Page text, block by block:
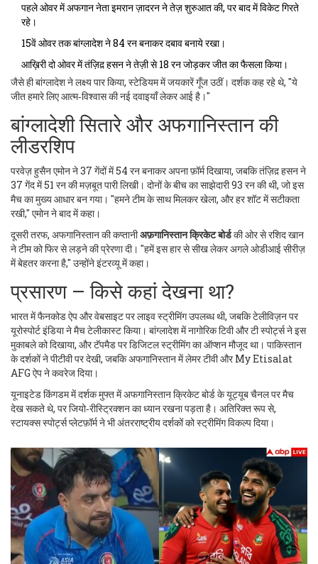
पहले ओवर में अफगान नेता इमरान ज़ादरन ने तेज़ शुरुआत की, पर बाद में विकेट गिरते
रहे।
15वें ओवर तक बांग्लादेश ने 84 रन बनाकर दबाव बनाये रखा।
आख़िरी दो ओवर में तंज़िद़ हसन ने तेज़ी से 18 रन जोड़कर जीत का फैसला किया।
जैसे ही बांग्लादेश ने लक्ष्य पार किया, स्टेडियम में जयकारें गूँज उठीं। दर्शक कह रहे थे, "ये
जीत हमारे लिए आत्म‑विश्वास की नई दवाइयाँ लेकर आई है।"
बांग्लादेशी सितारे और अफगानिस्तान की
लीडरशिप
परवेज़ हुसैन एमोन ने 37 गेंदों में 54 रन बनाकर अपना फ़ॉर्म दिखाया, जबकि तंज़िद़ हसन ने
37 गेंद में 51 रन की मज़बूत पारी लिखी। दोनों के बीच का साझेदारी 93 रन की थी, जो इस
मैच का मुख्य आधार बन गया। "हमने टीम के साथ मिलकर खेला, और हर शॉट में सटीकता
रखी," एमोन ने बाद में कहा।
दूसरी तरफ, अफगानिस्तान की कप्तानीअफ़गानिस्तान क्रिकेट बोर्डकी ओर से रशिद खान
ने टीम को फिर से लड़ने की प्रेरणा दी। "हमें इस हार से सीख लेकर अगले ओडीआई सीरीज़
में बेहतर करना है," उन्होंने इंटरव्यू में कहा।
प्रसारण – किसे कहां देखना था?
भारत में फैनकोड ऐप और वेबसाइट पर लाइव स्ट्रीमिंग उपलब्ध थी, जबकि टेलीविज़न पर
यूरोस्पोर्ट इंडिया ने मैच टेलीकास्ट किया। बांग्लादेश में नागोरिक टिवी और टी स्पोर्ट्स ने इस
मुकाबले को दिखाया, और टॅपमैड पर डिजिटल स्ट्रीमिंग का ऑप्शन मौजूद था। पाकिस्तान
के दर्शकों ने पीटीवी पर देखी, जबकि अफगानिस्तान में लेमर टीवी और My Etisalat
AFG ऐप ने कवरेज दिया।
यूनाइटेड किंगडम में दर्शक मुफ्त में अफगानिस्तान क्रिकेट बोर्ड के यूट्यूब चैनल पर मैच
देख सकते थे, पर जियो‑रीस्ट्रिक्शन का ध्यान रखना पड़ता है। अतिरिक्त रूप से,
स्टायक्स स्पोर्ट्स प्लेटफ़ॉर्म ने भी अंतरराष्ट्रीय दर्शकों को स्ट्रीमिंग विकल्प दिया।